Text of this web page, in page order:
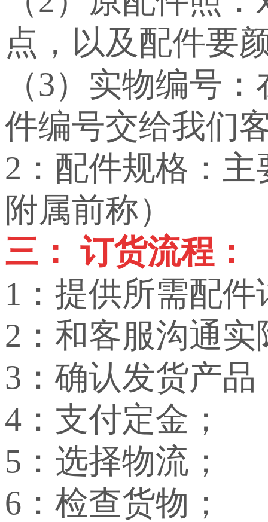
点，以及配件要
（3）实物编号
件编号交给我们
2：配件规格：
附属前称）
三： 订货流程：
1：提供所需配
2：和客服沟通实
3：确认发货产品
4：支付定金；
5：选择物流；
6：检查货物；